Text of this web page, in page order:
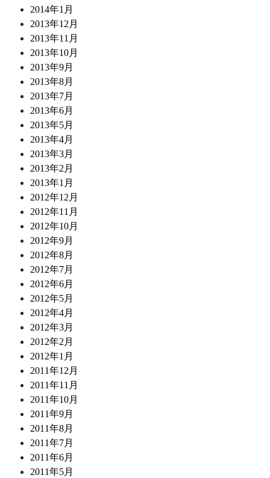
2014年1月
2013年12月
2013年11月
2013年10月
2013年9月
2013年8月
2013年7月
2013年6月
2013年5月
2013年4月
2013年3月
2013年2月
2013年1月
2012年12月
2012年11月
2012年10月
2012年9月
2012年8月
2012年7月
2012年6月
2012年5月
2012年4月
2012年3月
2012年2月
2012年1月
2011年12月
2011年11月
2011年10月
2011年9月
2011年8月
2011年7月
2011年6月
2011年5月